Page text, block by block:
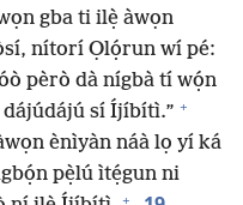
gba ti ilẹ̀ àwọn
nítorí Ọlọ́run wí pé:
pèrò dà nígbà tí wọ́n
sí Íjíbítì.” +
ènìyàn náà lọ yí ká
pẹ̀lú ìtẹ́gun ni
+